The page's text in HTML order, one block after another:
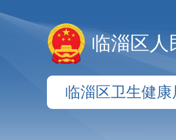
临淄区人
临淄区卫生健康